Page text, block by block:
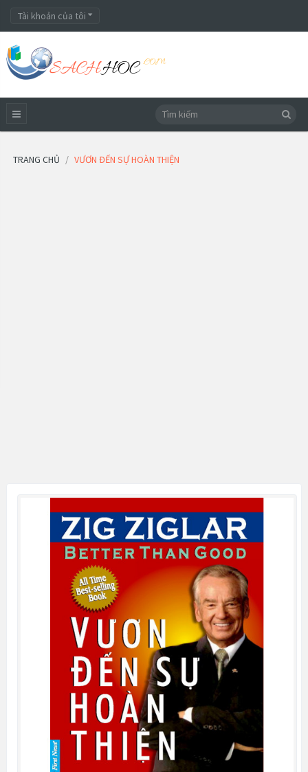
Tài khoản của tôi
TRANG CHỦ VƯƠN ĐẾN SỰ HOÀN THIỆN